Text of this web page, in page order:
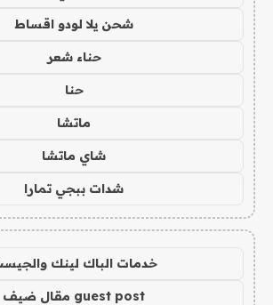
شحن يلا لودو اقساط
حناء شعر
حنا
ماتشا
شاي ماتشا
شدات ببجي تمارا
خدمات الباك لينك
guest post مقال ضيف